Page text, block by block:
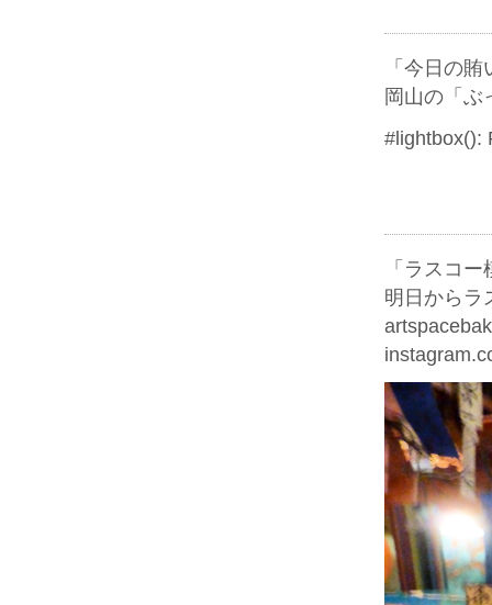
「今日の賄
岡山の「
#lightbox():
「ラスコ
明日からラ